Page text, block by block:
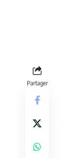
Partager